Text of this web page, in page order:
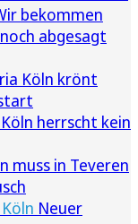
bekommen
abgesagt
Köln krönt
herrscht kein
muss in Teveren
Neuer